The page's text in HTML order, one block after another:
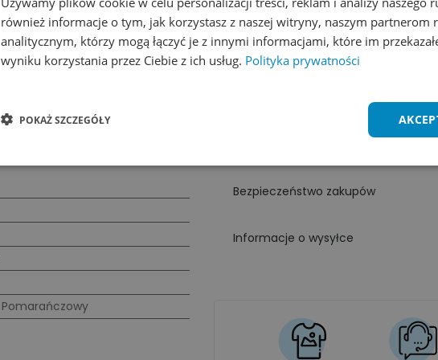
Pomarańczowy
Ten produkt znajduje się w kategoriach:
Cechy produktu
Bezpieczeństwo zakupów
Informacje o wysyłce
również informacje o tym, jak korzystasz z naszej witryny, naszym partnerom
analitycznym, którzy mogą łączyć je z innymi informacjami, które im
wyniku korzystania przez Ciebie z ich usług. Polityka prywatności
POKAŻ SZCZEGÓŁY